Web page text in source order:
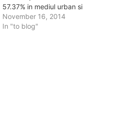
57.37% in mediul urban si
60.04% in mediul rural. In
total au votat:
November 16, 2014
In "to blog"